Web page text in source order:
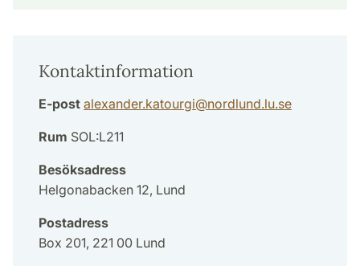
Kontaktinformation
E-post alexander.katourgi@nordlund.lu.se
Rum SOL:L211
Besöksadress
Helgonabacken 12, Lund
Postadress
Box 201, 221 00 Lund